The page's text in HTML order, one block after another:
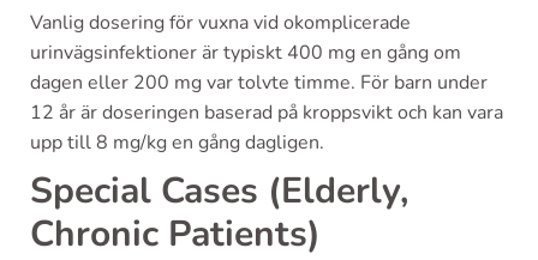
Vanlig dosering för vuxna vid okomplicerade
urinvägsinfektioner är typiskt 400 mg en gång om
dagen eller 200 mg var tolvte timme. För barn under
12 år är doseringen baserad på kroppsvikt och kan vara
upp till 8 mg/kg en gång dagligen.
Special Cases (Elderly,
Chronic Patients)